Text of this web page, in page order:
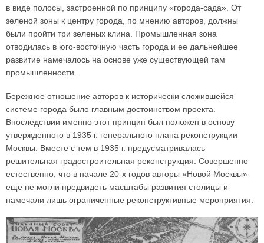
в виде полосы, застроенной по принципу «города-сада». От
зеленой зоны к центру города, по мнению авторов, должны
были пройти три зеленых клина. Промышленная зона
отводилась в юго-восточную часть города и ее дальнейшее
развитие намечалось на основе уже существующей там
промышленности.
Бережное отношение авторов к исторически сложившейся
системе города было главным достоинством проекта.
Впоследствии именно этот принцип был положен в основу
утвержденного в 1935 г. генерального плана реконструкции
Москвы. Вместе с тем в 1935 г. предусматривалась
решительная градостроительная реконструкция. Совершенно
естественно, что в начале 20-х годов авторы «Новой Москвы»
еще не могли предвидеть масштабы развития столицы и
намечали лишь ограниченные реконструктивные мероприятия.